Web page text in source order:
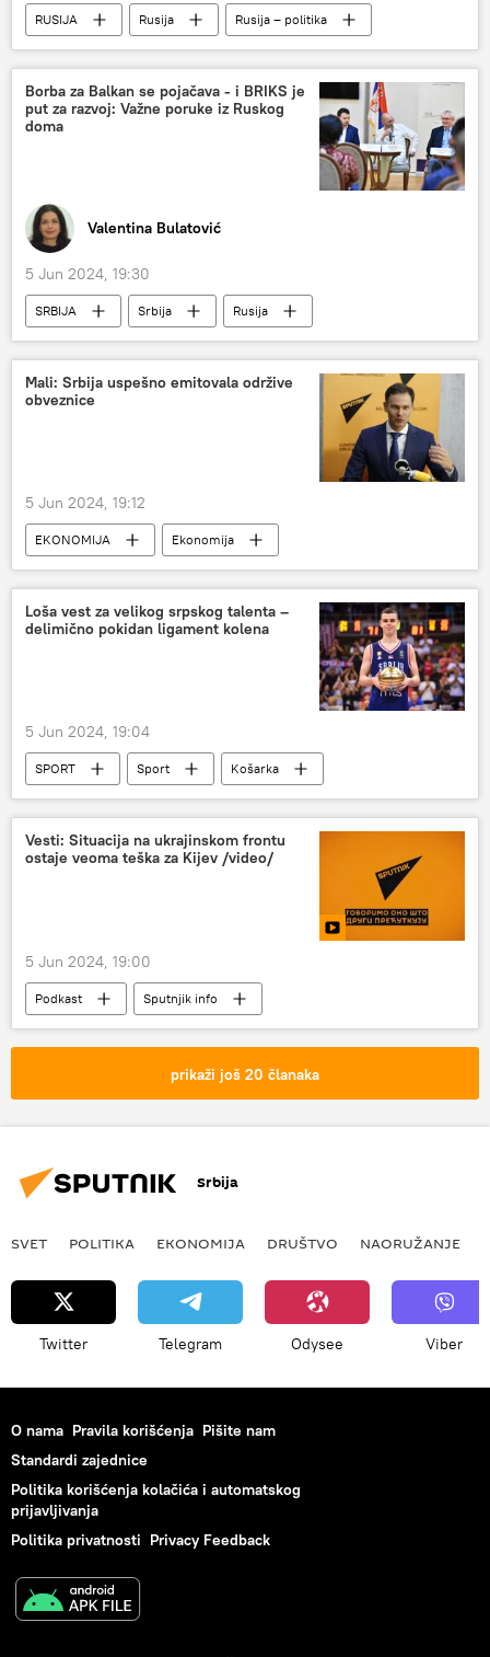
RUSIJA Rusija Rusija – politika
Borba za Balkan se pojačava - i BRIKS je
put za razvoj: Važne poruke iz Ruskog
doma
Valentina Bulatović
5 Jun 2024, 19:30
SRBIJA Srbija
Rusija
Ruski dom
Balkan
Mali: Srbija uspešno emitovala održive
obveznice
5 Jun 2024, 19:12
EKONOMIJA
Ekonomija
Srbija – ekonomija
Loša vest za velikog srpskog talenta –
delimično pokidan ligament kolena
5 Jun 2024, 19:04
SPORT Sport
Košarka
Nikola Topić
Vesti: Situacija na ukrajinskom frontu
ostaje veoma teška za Kijev /video/
5 Jun 2024, 19:00
Podkast Sputnjik info
prikaži još 20 članaka
Srbija
SVET POLITIKA EKONOMIJA DRUŠTVO NAORUŽANJE
Twitter Telegram Odysee Viber
O nama Pravila korišćenja Pišite nam
Standardi zajednice
Politika korišćenja kolačića i automatskog
prijavljivanja
Politika privatnosti Privacy Feedback